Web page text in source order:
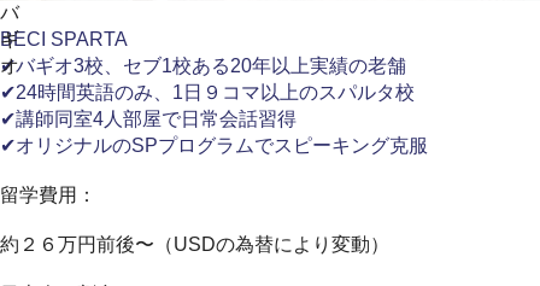
バ
ギ
オ
BECI SPARTA
✔バギオ3校、セブ1校ある20年以上実績の老舗
✔24時間英語のみ、1日９コマ以上のスパルタ校
✔講師同室4人部屋で日常会話習得
✔オリジナルのSPプログラムでスピーキング克服
留学費用：
約２６万円前後〜（USDの為替により変動）